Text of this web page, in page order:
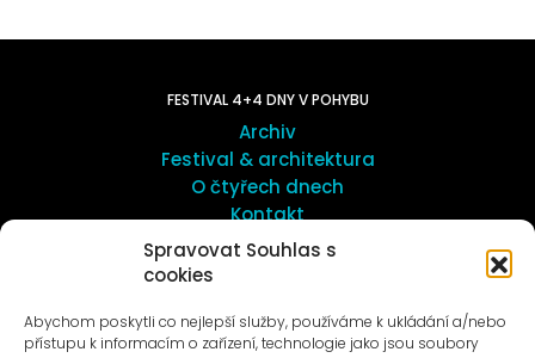
Spravovat Souhlas s
cookies
Abychom poskytli co nejlepší služby, používáme k ukládání a/nebo
přístupu k informacím o zařízení, technologie jako jsou soubory
FESTIVAL 4+4 DNY V POHYBU
Archiv
Festival & architektura
O čtyřech dnech
Kontakt
O umění v Motole